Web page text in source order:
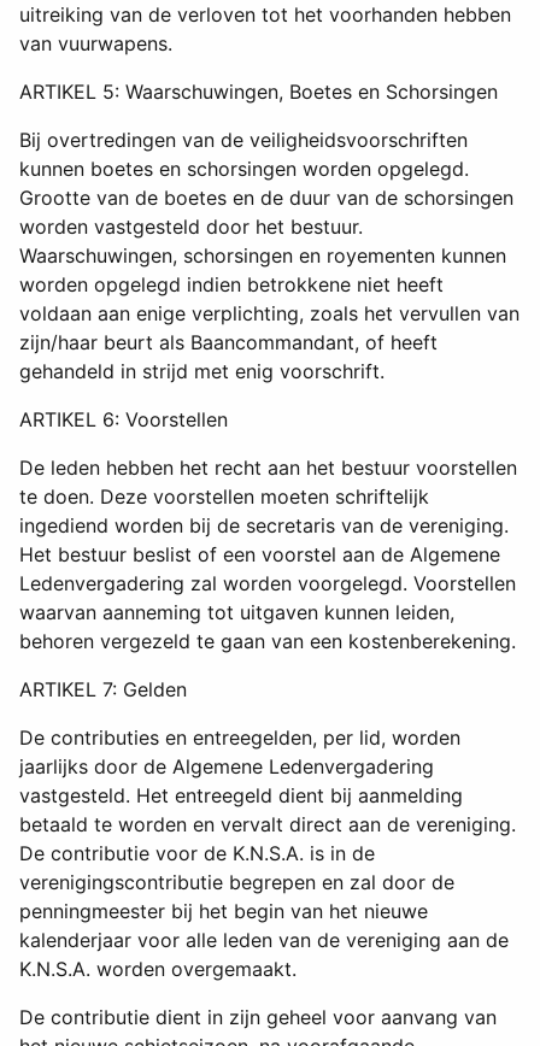
uitreiking van de verloven tot het voorhanden hebben
van vuurwapens.
ARTIKEL 5: Waarschuwingen, Boetes en Schorsingen
Bij overtredingen van de veiligheidsvoorschriften
kunnen boetes en schorsingen worden opgelegd.
Grootte van de boetes en de duur van de schorsingen
worden vastgesteld door het bestuur.
Waarschuwingen, schorsingen en royementen kunnen
worden opgelegd indien betrokkene niet heeft
voldaan aan enige verplichting, zoals het vervullen van
zijn/haar beurt als Baancommandant, of heeft
gehandeld in strijd met enig voorschrift.
ARTIKEL 6: Voorstellen
De leden hebben het recht aan het bestuur voorstellen
te doen. Deze voorstellen moeten schriftelijk
ingediend worden bij de secretaris van de vereniging.
Het bestuur beslist of een voorstel aan de Algemene
Ledenvergadering zal worden voorgelegd. Voorstellen
waarvan aanneming tot uitgaven kunnen leiden,
behoren vergezeld te gaan van een kostenberekening.
ARTIKEL 7: Gelden
De contributies en entreegelden, per lid, worden
jaarlijks door de Algemene Ledenvergadering
vastgesteld. Het entreegeld dient bij aanmelding
betaald te worden en vervalt direct aan de vereniging.
De contributie voor de K.N.S.A. is in de
verenigingscontributie begrepen en zal door de
penningmeester bij het begin van het nieuwe
kalenderjaar voor alle leden van de vereniging aan de
K.N.S.A. worden overgemaakt.
De contributie dient in zijn geheel voor aanvang van